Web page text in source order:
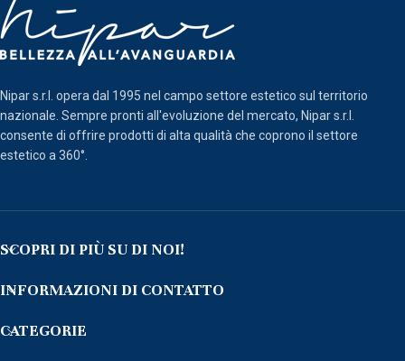
Nipar s.r.l. opera dal 1995 nel campo settore estetico sul territorio
nazionale. Sempre pronti all'evoluzione del mercato, Nipar s.r.l.
consente di offrire prodotti di alta qualità che coprono il settore
estetico a 360°.
SCOPRI DI PIÙ SU DI NOI!
INFORMAZIONI DI CONTATTO
CATEGORIE